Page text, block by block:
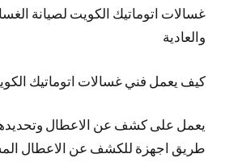
غسالات اتوماتيك الكويت لصيانة
والعادية
كيف يعمل فني غسالات اتوماتيك
يعمل على كشف عن الاعطال
طريق اجهزة للكشف عن الاعطال